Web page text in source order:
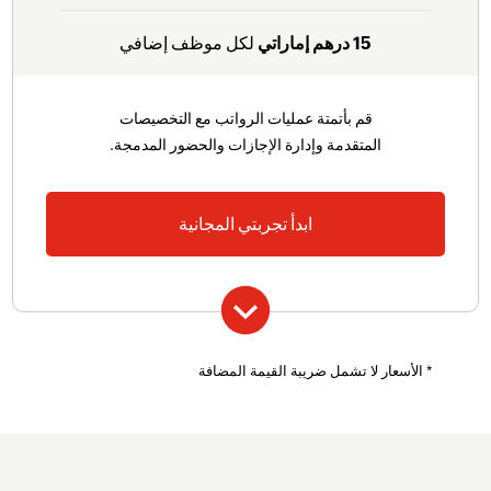
أدوار وصلاحيات مستخدم قابلة للتخصيص <span aria-
حقول بيانات مخصّصة
إدارة وثائق المؤسسة
15 درهم إماراتي لكل موظف إضافي
قم بأتمتة عمليات الرواتب مع التخصيصات
المتقدمة وإدارة الإجازات والحضور المدمجة.
ابدأ تجربتي المجانية
يشمل كل ما في الخطة الاحترافية بالإضافة إلى الميزات
* الأسعار لا تشمل ضريبة القيمة المضافة